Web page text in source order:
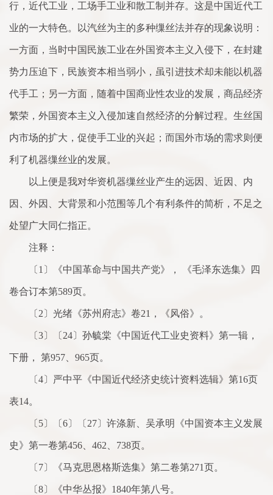
行，近代工业，工场手工业和散工制并存。这是中国近代工
业的一大特色。以汽丝为主的多种缫丝法并存的现象说明：
一方面，当时中国民族工业在外国资本主义入侵下，在封建
势力压迫下，民族资本相当弱小，虽引进技术却未能以机器
代手工；另一方面，随着中国商业性农业的发展，商品经济
繁荣，外国资本主义入侵加速自然经济的分解过程。生丝国
内市场的扩大，促使手工业的兴起；而国外市场的需求则便
利了机器缫丝业的发展。
以上便是我对华资机器缫丝业产生的远因、近因、内
因、外因、大背景和小范围等几个有利条件的简析，不足之
处望广大同仁指正。
注释：
〔1〕《中国革命与中国共产党》， 《毛泽东选集》四
卷合订本第589页。
〔2〕光绪《苏州府志》卷21，《风俗》。
〔3〕〔24〕孙毓棠《中国近代工业史资料》第一辑，
下册， 第957、965页。
〔4〕严中平《中国近代经济史统计资料选辑》第16页
表14。
〔5〕〔6〕〔27〕许涤新、吴承明《中国资本主义发展
史》第一卷第456、462、738页。
〔7〕《马克思恩格斯选集》第二卷第271页。
〔8〕《中华丛报》1840年第八号。